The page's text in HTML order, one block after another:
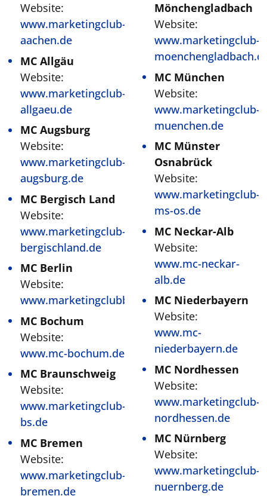
Website:
www.marketingclub-
aachen.de
MC Allgäu
Website:
www.marketingclub-
allgaeu.de
MC Augsburg
Website:
www.marketingclub-
augsburg.de
MC Bergisch Land
Website:
www.marketingclub-
bergischland.de
MC Berlin
Website:
www.marketingclubberlin.de
MC Bochum
Website:
www.mc-bochum.de
MC Braunschweig
Website:
www.marketingclub-
bs.de
MC Bremen
Website:
www.marketingclub-
bremen.de
Mönchengladbach
Website:
www.marketingclub-
MC München
Website:
www.marketingclub-
muenchen.de
MC Münster
Osnabrück
Website:
www.marketingclub-
ms-os.de
MC Neckar-Alb
Website:
www.mc-neckar-
alb.de
MC Niederbayern
Website:
www.mc-
niederbayern.de
MC Nordhessen
Website:
www.marketingclub-
nordhessen.de
MC Nürnberg
Website:
www.marketingclub-
nuernberg.de